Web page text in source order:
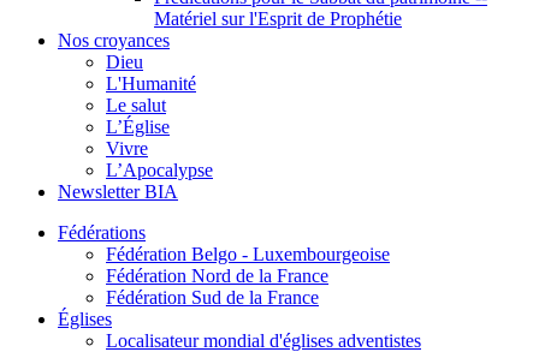
Matériel sur l'Esprit de Prophétie
Nos croyances
Dieu
L'Humanité
Le salut
L’Église
Vivre
L’Apocalypse
Newsletter BIA
Fédérations
Fédération Belgo - Luxembourgeoise
Fédération Nord de la France
Fédération Sud de la France
Églises
Localisateur mondial d'églises adventistes